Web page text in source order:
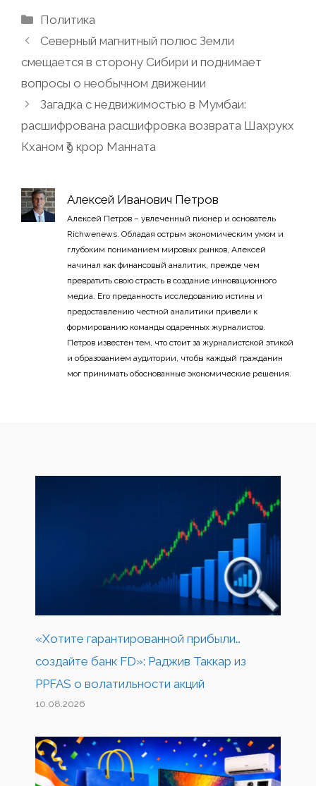
Рубрики
Политика
Северный магнитный полюс Земли
смещается в сторону Сибири и поднимает
вопросы о необычном движении
Загадка с недвижимостью в Мумбаи:
расшифрована расшифровка возврата Шахрукх
Кханом ₹9 крор Манната
Алексей Иванович Петров
Алексей Петров – увлеченный пионер и основатель
Richwenews. Обладая острым экономическим умом и
глубоким пониманием мировых рынков, Алексей
начинал как финансовый аналитик, прежде чем
превратить свою страсть в создание инновационного
медиа. Его преданность исследованию истины и
предоставлению честной аналитики привели к
формированию команды одаренных журналистов.
Петров известен тем, что стоит за журналистской этикой
и образованием аудитории, чтобы каждый гражданин
мог принимать обоснованные экономические решения.
«Хотите гарантированной прибыли…
создайте банк FD»: Раджив Таккар из
PPFAS о волатильности акций
10.08.2026